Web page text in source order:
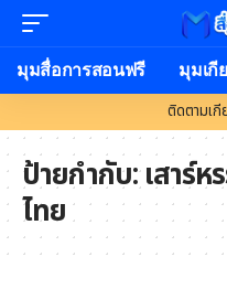
มุมสื่อการสอนฟรี มุมเกี
ติดตามเ
ป้ายกำกับ:เสาร์
ไทย